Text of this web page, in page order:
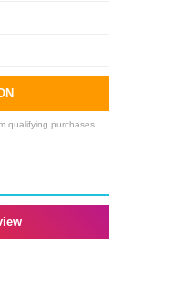
qualifying purchases.